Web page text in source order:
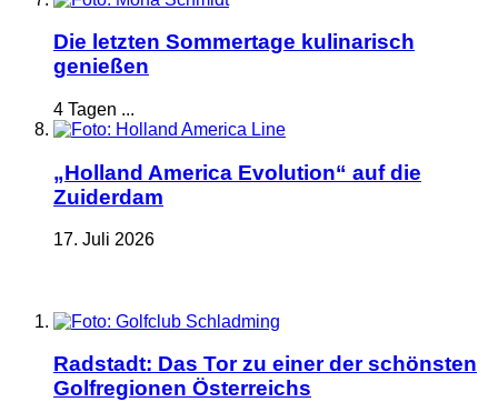
Die letzten Sommertage kulinarisch
genießen
4 Tagen ...
„Holland America Evolution“ auf die
Zuiderdam
17. Juli 2026
Radstadt: Das Tor zu einer der schönsten
Golfregionen Österreichs